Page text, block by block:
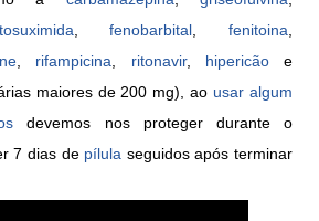
,fenobarbital ,fenitoina
rifampicina ritonavir, hipericãoe
maiores de 200 mg), ao usar algum
devemos nos proteger durante o
7 dias de pílula seguidos após terminar